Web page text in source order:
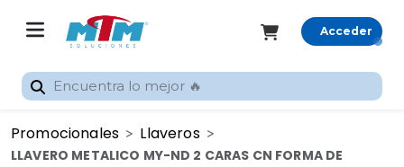
Registrarme
Inicio
Acceder
Promocionales Llaveros
LLAVERO METALICO MY-ND 2 CARAS CN FORMA DE